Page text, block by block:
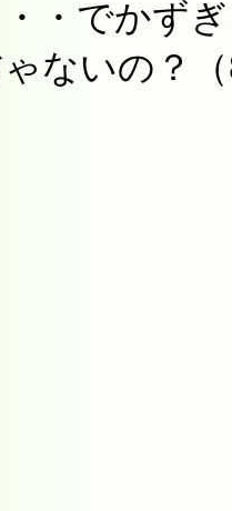
・でかず
ないの？